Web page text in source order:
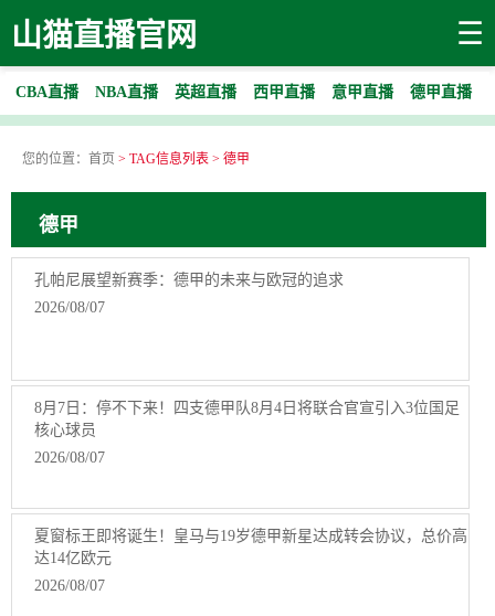
山猫直播官网 ☰
CBA直播 NBA直播 英超直播 西甲直播 意甲直播 德甲直播
您的位置： 首页 > TAG信息列表 > 德甲
德甲
孔帕尼展望新赛季：德甲的未来与欧冠的追求
2026/08/07
8月7日：停不下来！四支德甲队8月4日将联合官宣引入3位国足
核心球员
2026/08/07
夏窗标王即将诞生！皇马与19岁德甲新星达成转会协议，总价高
达14亿欧元
2026/08/07